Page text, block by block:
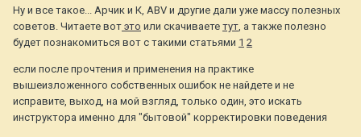
Ну и все такое... Арчик и К, ABV и другие дали уже массу полезных
советов. Читаете вот это или скачиваете тут, а также полезно
будет познакомиться вот с такими статьями 1 2
если после прочтения и применения на практике
вышеизложенного собственных ошибок не найдете и не
исправите, выход, на мой взгляд, только один, это искать
инструктора именно для "бытовой" корректировки поведения